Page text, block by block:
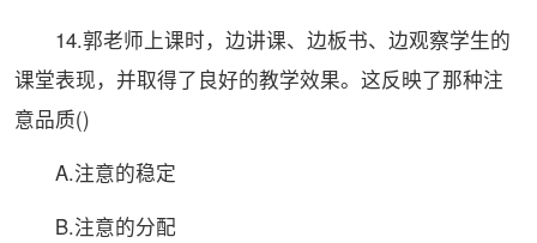
14.郭老师上课时，边讲课、边板书、边观察学生的
课堂表现，并取得了良好的教学效果。这反映了那种注
意品质()
A.注意的稳定
B.注意的分配